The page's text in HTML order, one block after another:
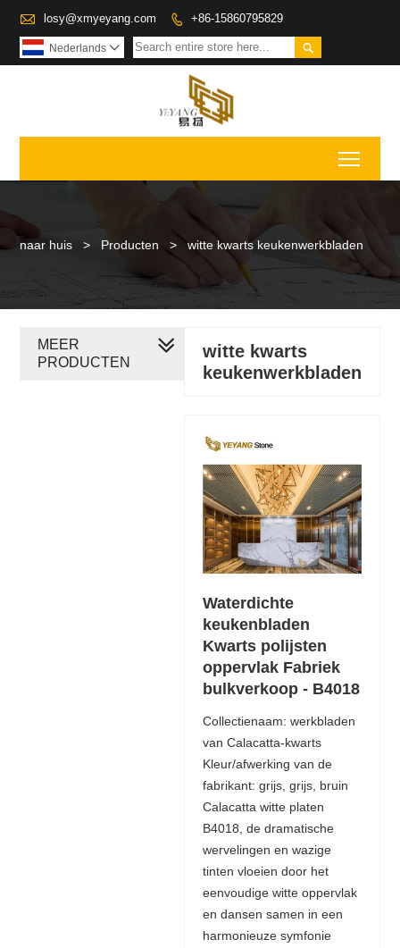
 losy@xmyeyang.com  +86-15860795829

Nederlands 
naar huis > Producten > witte kwarts keukenwerkbladen
witte kwarts
keukenwerkbladen
Waterdichte
keukenbladen
Kwarts polijsten
oppervlak Fabriek
bulkverkoop - B4018
Collectienaam: werkbladen
van Calacatta-kwarts
Kleur/afwerking van de
fabrikant: grijs, grijs, bruin
Calacatta witte platen
B4018, de dramatische
wervelingen en wazige
tinten vloeien door het
eenvoudige witte oppervlak
en dansen samen in een
harmonieuze symfonie
MEER
PRODUCTEN